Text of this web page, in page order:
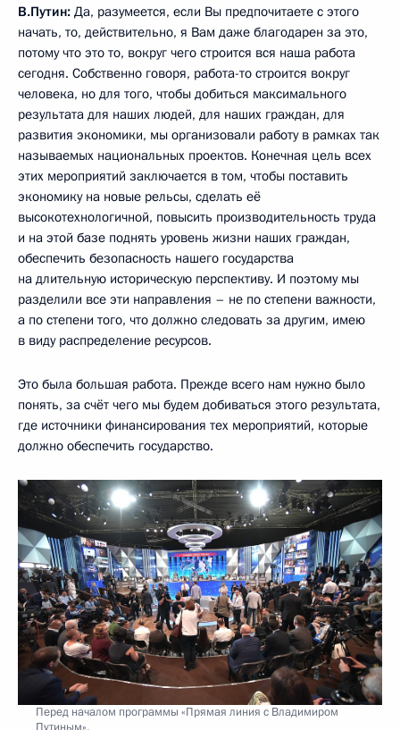
В.Путин: Да, разумеется, если Вы предпочитаете с этого
начать, то, действительно, я Вам даже благодарен за это,
потому что это то, вокруг чего строится вся наша работа
сегодня. Собственно говоря, работа-то строится вокруг
человека, но для того, чтобы добиться максимального
результата для наших людей, для наших граждан, для
развития экономики, мы организовали работу в рамках так
называемых национальных проектов. Конечная цель всех
этих мероприятий заключается в том, чтобы поставить
экономику на новые рельсы, сделать её
высокотехнологичной, повысить производительность труда
и на этой базе поднять уровень жизни наших граждан,
обеспечить безопасность нашего государства
на длительную историческую перспективу. И поэтому мы
разделили все эти направления – не по степени важности,
а по степени того, что должно следовать за другим, имею
в виду распределение ресурсов.
Это была большая работа. Прежде всего нам нужно было
понять, за счёт чего мы будем добиваться этого результата,
где источники финансирования тех мероприятий, которые
должно обеспечить государство.
Перед началом программы «Прямая линия с Владимиром